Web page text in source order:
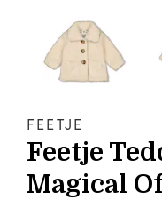
FEETJE
Feetje
Magical